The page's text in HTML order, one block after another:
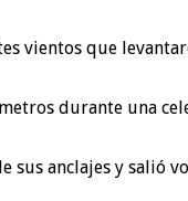
vientos que
durante una
anclajes y salió